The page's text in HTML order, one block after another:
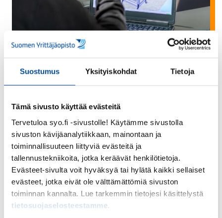
Suostumus Yksityiskohdat Tietoja
Tämä sivusto käyttää evästeitä
Tervetuloa syo.fi -sivustolle! Käytämme sivustolla
sivuston kävijäanalytiikkaan, mainontaan ja
toiminnallisuuteen liittyviä evästeitä ja
tallennustekniikoita, jotka keräävät henkilötietoja.
Evästeet-sivulta voit hyväksyä tai hylätä kaikki sellaiset
evästeet, jotka eivät ole välttämättömiä sivuston
toiminnan kannalta. Lue tarkemmin tietojesi käsittelystä
tietosuojaselosteestamme
Uutinen
16.12.2024 / Hankkeet/Teknologia
Etärobotiikan kehitys- ja
investointihankkeet
rakensivat uudenlaisen
toimintaympäristön
Suomen Yrittäjäopistolle
Etäkäytön ja -ohjelmoinnin hyväksikäyttö
robotiikassa -hankkeet (A80092 & A80093)
päättyvät joulukuussa 2024. Hankkeiden
tavoitteena oli…